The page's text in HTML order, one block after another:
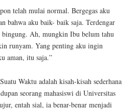
telah mulai normal. Bergegas aku
bahwa aku baik- baik saja. Terdengar
Ah, mungkin Ibu belum tahu
runyam. Yang penting aku ingin
aman, itu saja.”
Waktu adalah kisah-kisah sederhana
seorang mahasiswi di Universitas
entah sial, ia benar-benar menjadi